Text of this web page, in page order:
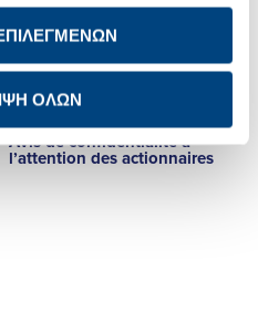
ΟΛΩΝ
Καριέρα
Ενημέρωση προστασίας
των μετόχων
Avis de confidentialité à
l’attention des actionnaires